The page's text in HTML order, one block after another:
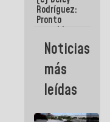
Centroamericanos
Rodríguez:
Pronto
restableceremos
las
operaciones
Aeropuerto
Internacional
de
Noticias
más
leídas